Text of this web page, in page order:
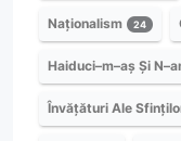
Naționalism 24
Haiduci–m–aș Și
Învățături Ale